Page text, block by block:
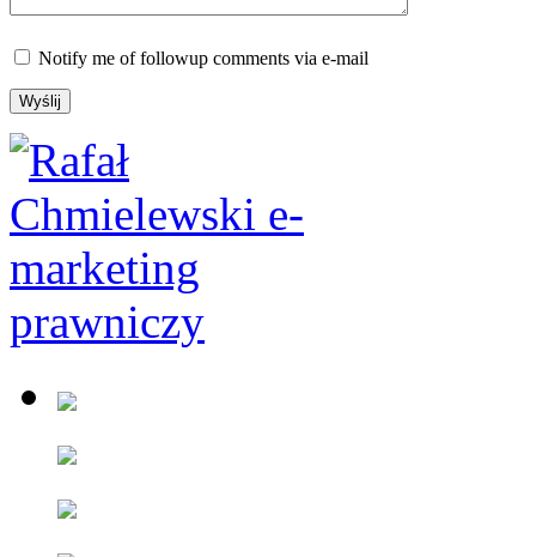
Notify me of followup comments via e-mail